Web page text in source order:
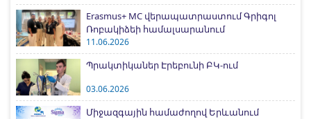
Erasmus+ MC վերապատրաստում Գրիգոլ
Ռոբակիձեի համալսարանում
11.06.2026
Պրակտիկաներ Էրեբունի ԲԿ-ում
03.06.2026
Միջազգային համաժողով Երևանում